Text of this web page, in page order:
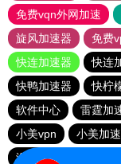
免费vqn外网加速
旋风加速器
免费
快连加速器
快连
快鸭加速器
快柠
软件中心
雷霆加
小美vpn
小美加
海鸥加速度